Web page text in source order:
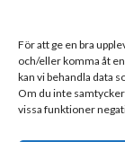
För att ge en bra
och/eller komma åt
kan vi behandla data
Om du inte
vissa funktioner
All information på
information på sidan
mail